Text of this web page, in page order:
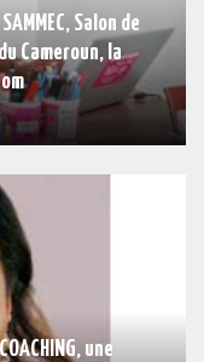
Salon de
Cameroun, la
une